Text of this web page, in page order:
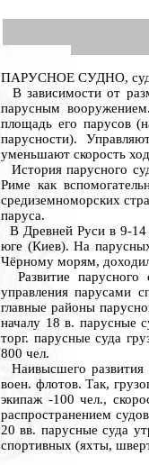
ПАРУСНОЕ СУДНО,
В зависимости от
парусным
площадь его парусов
парусности).
уменьшают скорость
История парусного
Риме как
средиземноморских
паруса.
В Древней Руси в 9-14
юге (Киев). На
Чёрному морям,
Развитие парусного
управления парусами
главные районы
началу 18 в. парусные
торг. парусные суда
800 чел.
Наивысшего развития
воен. флотов. Так,
экипаж -100 чел.,
распространением
20 вв. парусные суда
спортивных (яхты,